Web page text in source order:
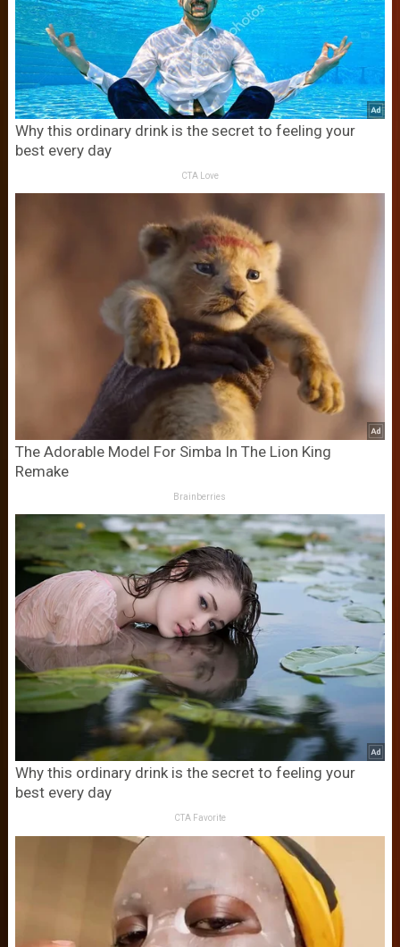
Why this ordinary drink is the secret to feeling your
best every day
CTA Love
The Adorable Model For Simba In The Lion King
Remake
Brainberries
Why this ordinary drink is the secret to feeling your
best every day
CTA Favorite